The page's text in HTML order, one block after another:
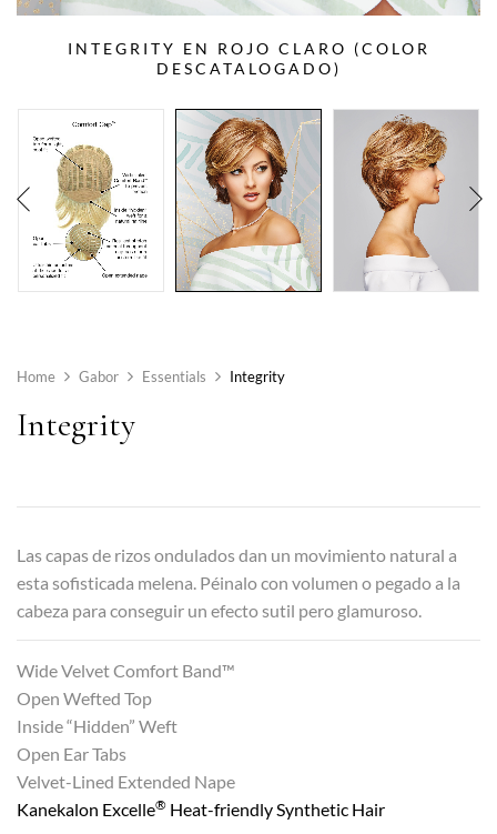
INTEGRITY EN ROJO CLARO (COLOR
DESCATALOGADO)
Home Gabor Essentials Integrity
Integrity
Las capas de rizos ondulados dan un movimiento natural a
esta sofisticada melena. Péinalo con volumen o pegado a la
cabeza para conseguir un efecto sutil pero glamuroso.
Wide Velvet Comfort Band™
Open Wefted Top
Inside “Hidden” Weft
Open Ear Tabs
Velvet-Lined Extended Nape
Kanekalon Excelle® Heat-friendly Synthetic Hair